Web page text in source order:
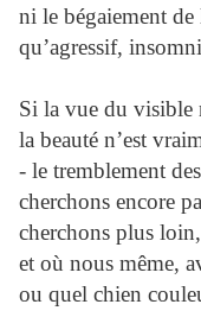
ni le bégaiement
qu’agressif,
Si la vue du visible
la beauté n’est
- le tremblement
cherchons encore
cherchons plus
et où nous même,
ou quel chien